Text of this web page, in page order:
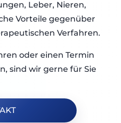
Leber, Nieren,
Vorteile gegenüber
Verfahren.
oder einen Termin
sind wir gerne für Sie